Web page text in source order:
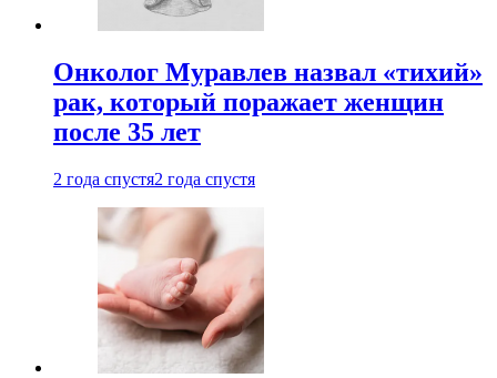
Онколог Муравлев назвал «тихий»
рак, который поражает женщин
после 35 лет
2 года спустя2 года спустя